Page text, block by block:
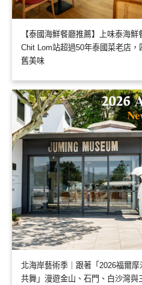
【泰國海鮮餐廳推薦】上味泰海
Chit Lom站超過50年泰國菜老店
舊美味
北海岸藝術季｜跟著「2026福爾
共舞」漫遊金山、石門、白沙灣